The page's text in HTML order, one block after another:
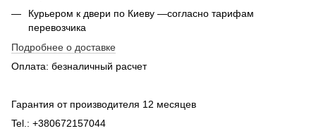
Курьером к двери по Киеву —согласно тарифам
перевозчика
Подробнее о доставке
Оплата: безналичный расчет
Гарантия от производителя 12 месяцев
Tel.: +380672157044